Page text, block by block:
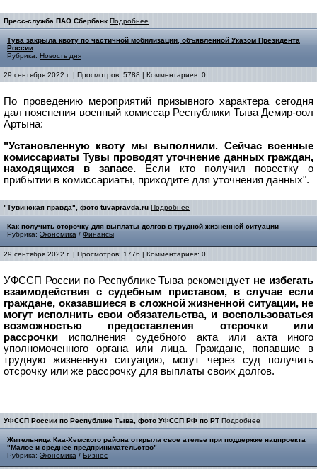
Пресс-служба ПАО Сбербанк Подробнее
Тува закрыла квоту по частичной мобилизации, объявленной Указом Президента
России
Рубрика: Новость дня
29 сентября 2022 г. | Просмотров: 5788 | Комментариев: 0
По проведению мероприятий призывного характера сегодня
дал пояснения военный комиссар Республики Тыва Демир-оол
Артына:
"Установленную квоту мы выполнили. Сейчас военные
комиссариаты Тувы проводят уточнение данных граждан,
находящихся в запасе. Если кто получил повестку о
прибытии в комиссариаты, приходите для уточнения данных".
"Тувинская правда", фото tuvapravda.ru Подробнее
Как получить отсрочку для выплаты долгов в трудной жизненной ситуации
Рубрика: Экономика / Финансы
29 сентября 2022 г. | Просмотров: 1776 | Комментариев: 0
УФССП России по Республике Тыва рекомендует не избегать
взаимодействия с судебным приставом, в случае если
граждане, оказавшиеся в сложной жизненной ситуации, не
могут исполнить свои обязательства, и воспользоваться
возможностью предоставления отсрочки или
рассрочки исполнения судебного акта или акта иного
уполномоченного органа или лица. Граждане, попавшие в
трудную жизненную ситуацию, могут через суд получить
отсрочку или же рассрочку для выплаты своих долгов.
УФССП России по Республике Тыва, фото УФССП РФ по РТ Подробнее
Жительница Каа-Хемского района открыла свое ателье при поддержке нацпроекта
"Малое и среднее предпринимательство"
Рубрика: Экономика / Бизнес